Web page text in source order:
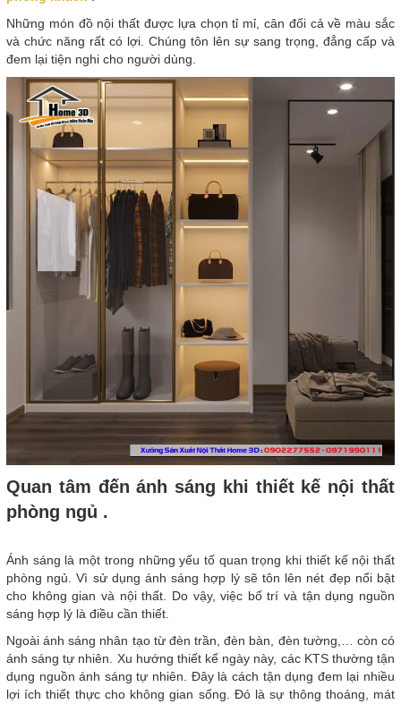
Những món đồ nội thất được lựa chọn tỉ mỉ, cân đối cả về màu sắc
và chức năng rất có lợi. Chúng tôn lên sự sang trọng, đẳng cấp và
đem lại tiện nghi cho người dùng.
Quan tâm đến ánh sáng khi thiết kế nội thất
phòng ngủ .
Ánh sáng là một trong những yếu tố quan trọng khi thiết kế nội thất
phòng ngủ. Vì sử dụng ánh sáng hợp lý sẽ tôn lên nét đẹp nổi bật
cho không gian và nội thất. Do vậy, việc bố trí và tận dụng nguồn
sáng hợp lý là điều cần thiết.
Ngoài ánh sáng nhân tạo từ đèn trần, đèn bàn, đèn tường,… còn có
ánh sáng tự nhiên. Xu hướng thiết kế ngày này, các KTS thường tận
dụng nguồn ánh sáng tự nhiên. Đây là cách tận dụng đem lại nhiều
lợi ích thiết thực cho không gian sống. Đó là sự thông thoáng, mát